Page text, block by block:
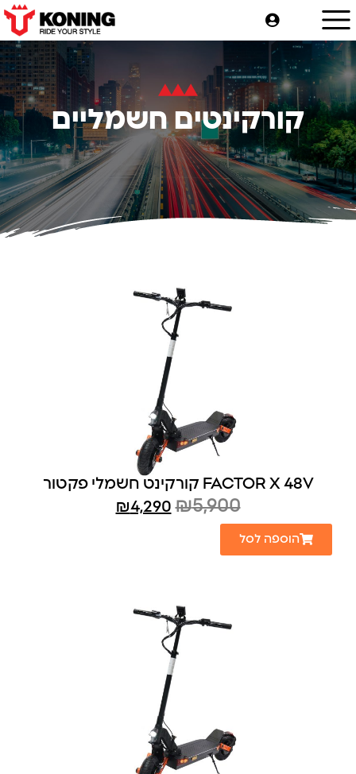
קורקינטים חשמליים
FACTOR X 48V קורקינט חשמלי פקטור
₪5,900
₪4,290
הוספה לסל